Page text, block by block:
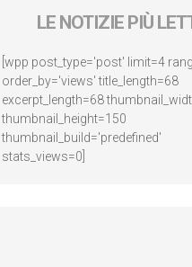
LE NOTIZIE PIÙ
[wpp post_type='post' limit=4
order_by='views' title_length=68
excerpt_length=68
thumbnail_height=150
thumbnail_build='predefined'
stats_views=0]